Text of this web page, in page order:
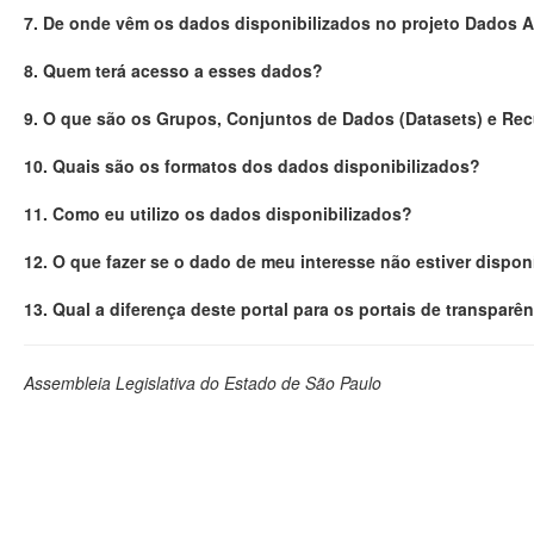
7. De onde vêm os dados disponibilizados no projeto Dados
8. Quem terá acesso a esses dados?
9. O que são os Grupos, Conjuntos de Dados (Datasets) e
10. Quais são os formatos dos dados disponibilizados?
11. Como eu utilizo os dados disponibilizados?
12. O que fazer se o dado de meu interesse não estiver
13. Qual a diferença deste portal para os portais de
Assembleia Legislativa do Estado de São Paulo